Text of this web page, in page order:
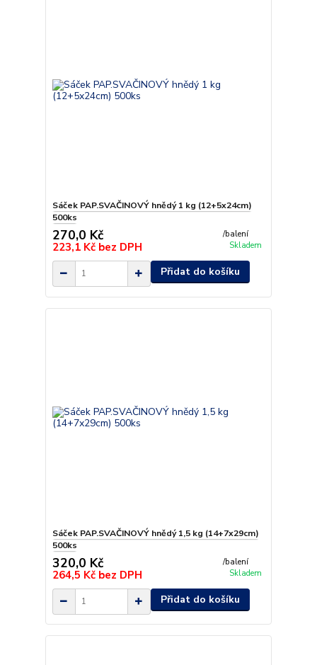
Sáček PAP.SVAČINOVÝ hnědý 1 kg (12+5x24cm)
500ks
270,0 Kč /balení
223,1 Kč bez DPH Skladem
Přidat do košíku
Sáček PAP.SVAČINOVÝ hnědý 1,5 kg (14+7x29cm)
500ks
320,0 Kč /balení
264,5 Kč bez DPH Skladem
Přidat do košíku